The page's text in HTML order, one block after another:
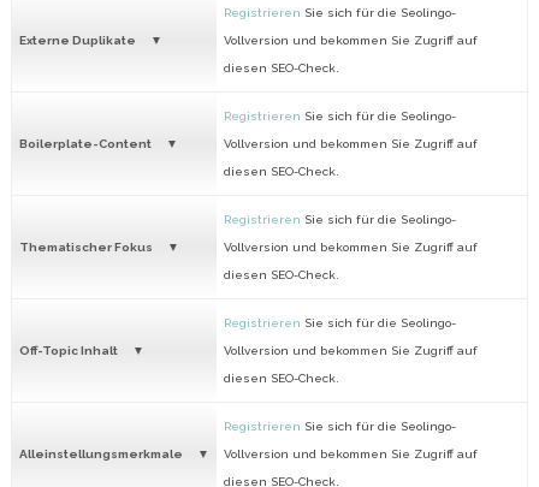
Externe Duplikate
Registrieren Sie sich für die Seolingo-
Vollversion und bekommen Sie Zugriff auf
diesen SEO-Check.
Boilerplate-Content
Registrieren Sie sich für die Seolingo-
Vollversion und bekommen Sie Zugriff auf
diesen SEO-Check.
Thematischer Fokus
Registrieren Sie sich für die Seolingo-
Vollversion und bekommen Sie Zugriff auf
diesen SEO-Check.
Off-Topic Inhalt
Registrieren Sie sich für die Seolingo-
Vollversion und bekommen Sie Zugriff auf
diesen SEO-Check.
Alleinstellungsmerkmale
Registrieren Sie sich für die Seolingo-
Vollversion und bekommen Sie Zugriff auf
diesen SEO-Check.